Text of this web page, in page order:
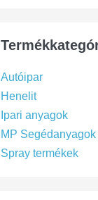
Autóipar
Henelit
Ipari anyagok
MP Segédanyagok
Spray termékek